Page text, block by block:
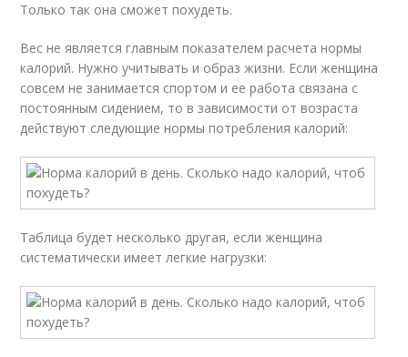
Только так она сможет похудеть.
Вес не является главным показателем расчета нормы
калорий. Нужно учитывать и образ жизни. Если женщина
совсем не занимается спортом и ее работа связана с
постоянным сидением, то в зависимости от возраста
действуют следующие нормы потребления калорий:
Таблица будет несколько другая, если женщина
систематически имеет легкие нагрузки: